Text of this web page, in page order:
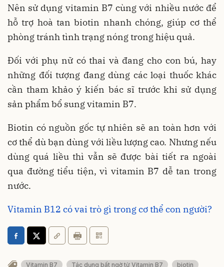
Nên sử dụng vitamin B7 cùng với nhiều nước để
hỗ trợ hoà tan biotin nhanh chóng, giúp cơ thể
phòng tránh tình trạng nóng trong hiệu quả.
Đối với phụ nữ có thai và đang cho con bú, hay
những đối tượng đang dùng các loại thuốc khác
cần tham khảo ý kiến bác sĩ trước khi sử dụng
sản phẩm bổ sung vitamin B7.
Biotin có nguồn gốc tự nhiên sẽ an toàn hơn với
cơ thể dù bạn dùng với liều lượng cao. Nhưng nếu
dùng quá liều thì vẫn sẽ được bài tiết ra ngoài
qua đường tiểu tiện, vì vitamin B7 dễ tan trong
nước.
Vitamin B12 có vai trò gì trong cơ thể con người?
Vitamin B7 Tác dụng bất ngờ từ Vitamin B7
biotin